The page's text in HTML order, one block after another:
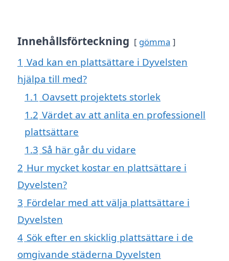
Innehållsförteckning gömma
1 Vad kan en plattsättare i Dyvelsten
hjälpa till med?
1.1 Oavsett projektets storlek
1.2 Värdet av att anlita en professionell
plattsättare
1.3 Så här går du vidare
2 Hur mycket kostar en plattsättare i
Dyvelsten?
3 Fördelar med att välja plattsättare i
Dyvelsten
4 Sök efter en skicklig plattsättare i de
omgivande städerna Dyvelsten